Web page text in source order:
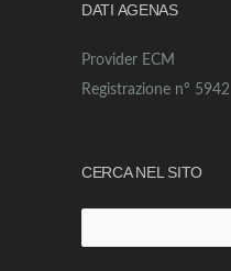
DATI AGENAS
Provider ECM
Registrazione n° 5942
CERCA NEL SITO
per: